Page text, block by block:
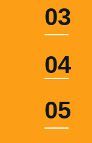
04
05
03